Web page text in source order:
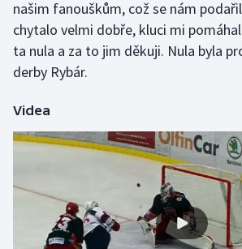
Ragby
Rychlobruslení
Rychlostní kanoistika
Short track
Stolní tenis
našim fanouškům, což se nám
chytalo velmi dobře, kluci mi
ta nula a za to jim děkuji. Nula byla
derby Rybár.
Videa